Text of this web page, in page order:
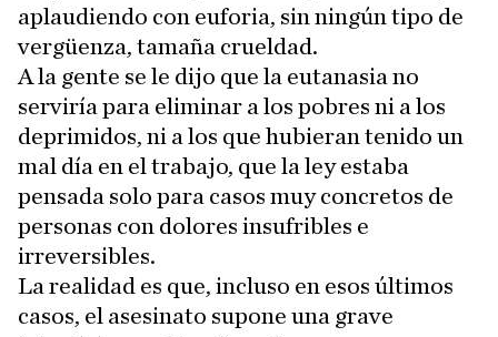
aplaudiendo con euforia, sin ningún tipo de
vergüenza, tamaña crueldad.
A la gente se le dijo que la eutanasia no
serviría para eliminar a los pobres ni a los
deprimidos, ni a los que hubieran tenido un
mal día en el trabajo, que la ley estaba
pensada solo para casos muy concretos de
personas con dolores insufribles e
irreversibles.
La realidad es que, incluso en esos últimos
casos, el asesinato supone una grave